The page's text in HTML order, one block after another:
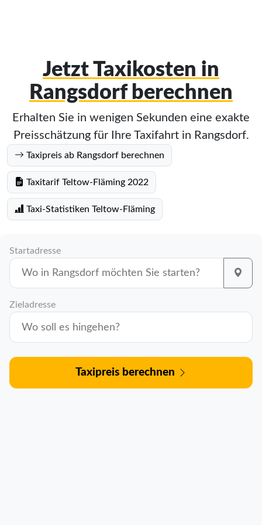
Jetzt Taxikosten in
Rangsdorf berechnen
Erhalten Sie in wenigen Sekunden eine exakte
Preisschätzung für Ihre Taxifahrt in Rangsdorf.
Taxipreis ab Rangsdorf berechnen
Taxitarif Teltow-Fläming 2022
Taxi-Statistiken Teltow-Fläming
Startadresse
Zieladresse
Taxipreis berechnen